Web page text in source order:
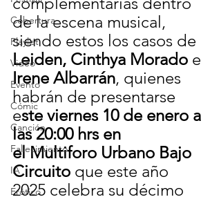
Cobertura
Playlist
Video
Evento
Cómic
Canción
Fallecimiento
IA
Erótico
de la escena musical,
siendo estos los casos de
Leiden, Cinthya Morado e
Irene Albarrán, quienes
habrán de presentarse
este viernes 10 de enero a
las 20:00 hrs en
el Multiforo Urbano Bajo
Circuito que este año
2025 celebra su décimo